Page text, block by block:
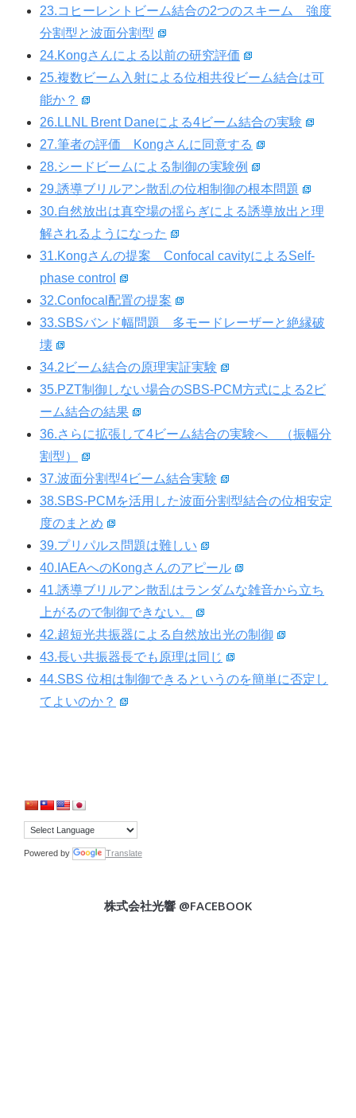
23.コヒーレントビーム結合の2つのスキーム 強度
分割型と波面分割型
24.Kongさんによる以前の研究評価
25.複数ビーム入射による位相共役ビーム結合は可
能か？
26.LLNL Brent Daneによる4ビーム結合の実験
27.筆者の評価 Kongさんに同意する
28.シードビームによる制御の実験例
29.誘導ブリルアン散乱の位相制御の根本問題
30.自然放出は真空場の揺らぎによる誘導放出と理
解されるようになった
31.Kongさんの提案 Confocal cavityによるSelf-
phase control
32.Confocal配置の提案
33.SBSバンド幅問題 多モードレーザーと絶縁破
壊
34.2ビーム結合の原理実証実験
35.PZT制御しない場合のSBS-PCM方式による2ビ
ーム結合の結果
36.さらに拡張して4ビーム結合の実験へ （振幅分
割型）
37.波面分割型4ビーム結合実験
38.SBS-PCMを活用した波面分割型結合の位相安定
度のまとめ
39.プリパルス問題は難しい
40.IAEAへのKongさんのアピール
41.誘導ブリルアン散乱はランダムな雑音から立ち
上がるので制御できない。
42.超短光共振器による自然放出光の制御
43.長い共振器長でも原理は同じ
44.SBS 位相は制御できるというのを簡単に否定し
てよいのか？
Powered by Translate
株式会社光響 @FACEBOOK